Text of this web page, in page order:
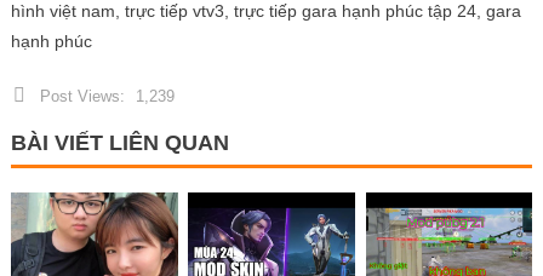
hình việt nam, trực tiếp vtv3, trực tiếp gara hạnh phúc tập 24, gara
hạnh phúc
Post Views: 1,239
BÀI VIẾT LIÊN QUAN